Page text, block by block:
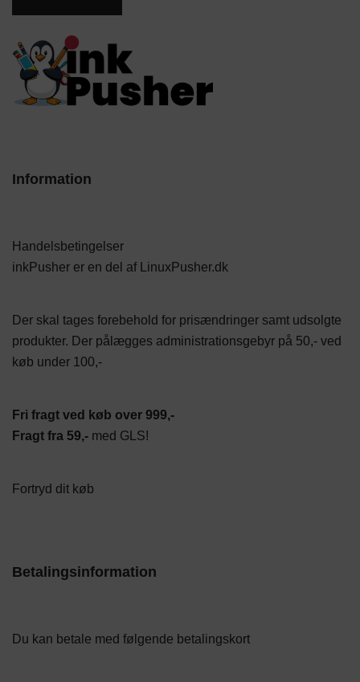
Information
Handelsbetingelser
inkPusher er en del af
LinuxPusher.dk
Der skal tages forebehold for prisændringer samt udsolgte
produkter. Der pålægges administrationsgebyr på 50,- ved
køb under 100,-
Fri fragt ved køb over 999,-
Fragt fra 59,- med GLS!
Fortryd dit køb
Betalingsinformation
Du kan betale med følgende betalingskort